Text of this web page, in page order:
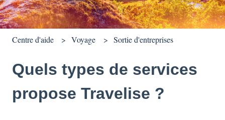
Centre d'aide Voyage Sortie d'entreprises
Quels types de services
propose Travelise ?